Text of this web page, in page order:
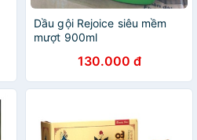
Dầu gội Rejoice siêu mềm
mượt 900ml
130.000 đ